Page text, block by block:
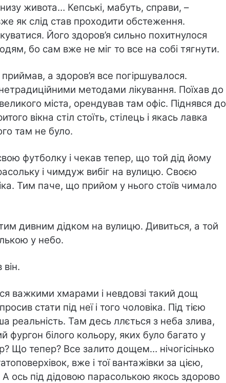
живота… Кепські, мабуть, справи, –
як слід став проходити обстеження.
Його здоров’я сильно похитнулося
бо сам вже не міг то все на собі тягнути.
а здоров’я все погіршувалося.
методами лікування. Поїхав до
міста, орендував там офіс. Піднявся до
вікна стіл стоїть, стілець і якась лавка
там не було.
футболку і чекав тепер, що той дід йому
і чимдуж вибіг на вулицю. Своєю
Тим паче, що прийом у нього стоїв чимало
тим дивним дідком на вулицю. Дивиться, а той
у небо.
важкими хмарами і невдовзі такий дощ
стати під неї і того чоловіка. Під тією
реальність. Там десь ллється з неба злива,
білого кольору, яких було багато у
Що тепер? Все залито дощем… нічогісінько
вже і тої вантажівки за цією,
ось під дідовою парасолькою якось здорово